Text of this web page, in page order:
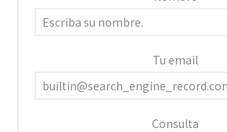
Tu email
Consulta